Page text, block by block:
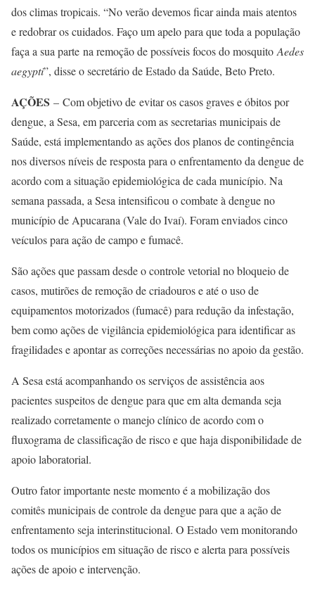
dos climas tropicais. “No verão devemos ficar ainda mais atentos
e redobrar os cuidados. Faço um apelo para que toda a população
faça a sua parte na remoção de possíveis focos do mosquito Aedes
aegypti”, disse o secretário de Estado da Saúde, Beto Preto.
AÇÕES – Com objetivo de evitar os casos graves e óbitos por
dengue, a Sesa, em parceria com as secretarias municipais de
Saúde, está implementando as ações dos planos de contingência
nos diversos níveis de resposta para o enfrentamento da dengue de
acordo com a situação epidemiológica de cada município. Na
semana passada, a Sesa intensificou o combate à dengue no
município de Apucarana (Vale do Ivaí). Foram enviados cinco
veículos para ação de campo e fumacê.
São ações que passam desde o controle vetorial no bloqueio de
casos, mutirões de remoção de criadouros e até o uso de
equipamentos motorizados (fumacê) para redução da infestação,
bem como ações de vigilância epidemiológica para identificar as
fragilidades e apontar as correções necessárias no apoio da gestão.
A Sesa está acompanhando os serviços de assistência aos
pacientes suspeitos de dengue para que em alta demanda seja
realizado corretamente o manejo clínico de acordo com o
fluxograma de classificação de risco e que haja disponibilidade de
apoio laboratorial.
Outro fator importante neste momento é a mobilização dos
comitês municipais de controle da dengue para que a ação de
enfrentamento seja interinstitucional. O Estado vem monitorando
todos os municípios em situação de risco e alerta para possíveis
ações de apoio e intervenção.